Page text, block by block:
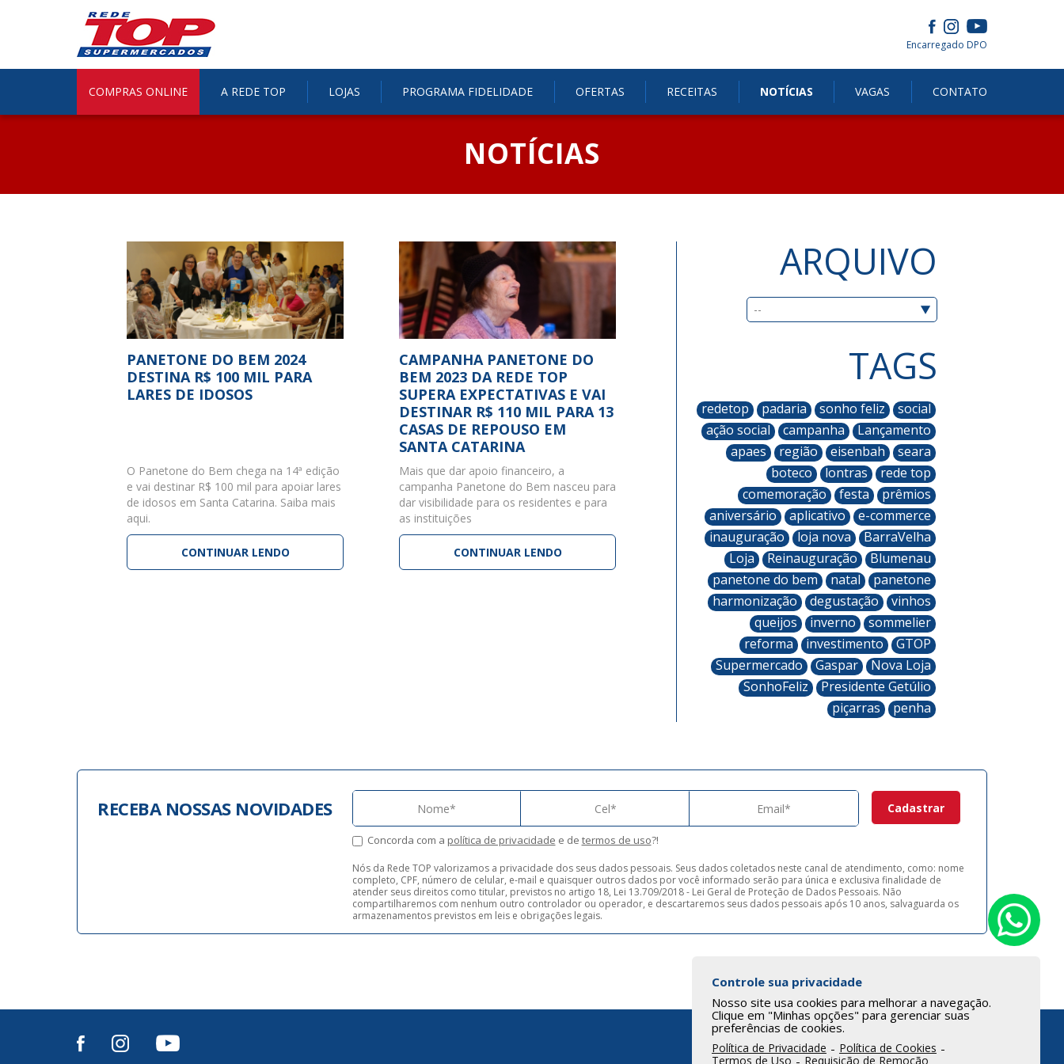
Encarregado DPO
COMPRAS ONLINE A REDE TOP LOJAS PROGRAMA FIDELIDADE OFERTAS RECEITAS NOTÍCIAS VAGAS CONTATO
NOTÍCIAS
PANETONE DO BEM 2024
DESTINA R$ 100 MIL PARA
LARES DE IDOSOS
O Panetone do Bem chega na 14ª edição
e vai destinar R$ 100 mil para apoiar lares
de idosos em Santa Catarina. Saiba mais
aqui.
CONTINUAR LENDO
CAMPANHA PANETONE DO
BEM 2023 DA REDE TOP
SUPERA EXPECTATIVAS E VAI
DESTINAR R$ 110 MIL PARA 13
CASAS DE REPOUSO EM
SANTA CATARINA
Mais que dar apoio financeiro, a
campanha Panetone do Bem nasceu para
dar visibilidade para os residentes e para
as instituições
CONTINUAR LENDO
ARQUIVO
TAGS
redetop padaria sonho feliz
social
ação social
campanha
Lançamento
apaes
região eisenbah
seara
boteco
lontras
rede top
comemoração
festa
prêmios
aniversário
aplicativo
e-commerce
inauguração
loja nova
BarraVelha
Loja
Reinauguração
Blumenau
panetone do bem
natal
panetone
harmonização
degustação
vinhos
queijos
inverno
sommelier
reforma
investimento
GTOP
Supermercado
Gaspar
Nova Loja
SonhoFeliz
Presidente Getúlio
piçarras
penha
RECEBA NOSSAS NOVIDADES
Concorda com a política de privacidade e de termos de uso?!
Nós da Rede TOP valorizamos a privacidade dos seus dados pessoais. Seus dados coletados neste canal de atendimento, como: nome
completo, CPF, número de celular, e-mail e quaisquer outros dados por você informado serão para única e exclusiva finalidade de
atender seus direitos como titular, previstos no artigo 18, Lei 13.709/2018 - Lei Geral de Proteção de Dados Pessoais. Não
compartilharemos com nenhum outro controlador ou operador, e descartaremos seus dados pessoais após 10 anos, salvaguarda os
armazenamentos previstos em leis e obrigações legais.
Controle sua privacidade
Nosso site usa cookies para melhorar a navegação.
Clique em "Minhas opções" para gerenciar suas
preferências de cookies.
Política de Privacidade - Política de Cookies -
Termos de Uso - Requisição de Remoção